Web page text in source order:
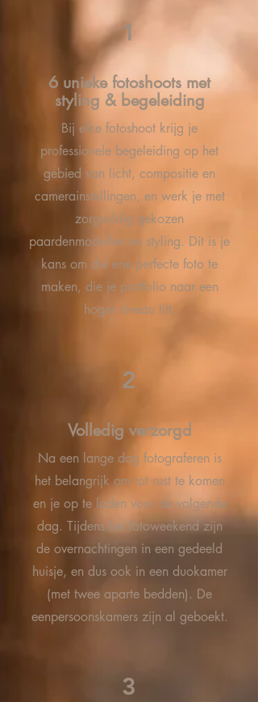
1
6 unieke fotoshoots met
styling & begeleiding
Bij elke fotoshoot krijg je
professionele begeleiding op het
gebied van licht, compositie en
camerainstellingen, en werk je met
zorgvuldig gekozen
paardenmodellen en styling. Dit is je
kans om die ene perfecte foto te
maken, die je portfolio naar een
hoger niveau tilt.
2
Volledig verzorgd
Na een lange dag fotograferen is
het belangrijk om tot rust te komen
en je op te laden voor de volgende
dag. Tijdens het fotoweekend zijn
de overnachtingen in een gedeeld
huisje, en dus ook in een duokamer
(met twee aparte bedden). De
eenpersoonskamers zijn al geboekt.
3